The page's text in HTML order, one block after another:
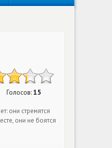
Голосов:15
они стремятся
они не боятся